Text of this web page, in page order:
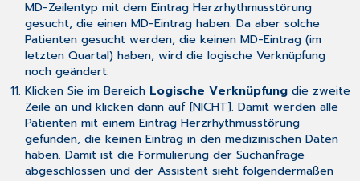
MD-Zeilentyp mit dem Eintrag Herzrhythmusstörung
gesucht, die einen MD-Eintrag haben. Da aber solche
Patienten gesucht werden, die keinen MD-Eintrag (im
letzten Quartal) haben, wird die logische Verknüpfung
noch geändert.
Klicken Sie im Bereich Logische Verknüpfungdie zweite
Zeile an und klicken dann auf [NICHT]. Damit werden alle
Patienten mit einem Eintrag Herzrhythmusstörung
gefunden, die keinen Eintrag in den medizinischen Daten
haben. Damit ist die Formulierung der Suchanfrage
abgeschlossen und der Assistent sieht folgendermaßen